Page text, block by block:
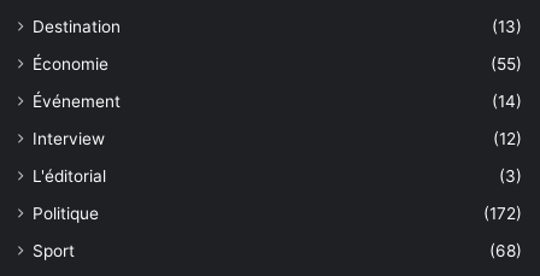
Destination
(13)
Économie
(55)
Événement
(14)
Interview
(12)
L'éditorial
(3)
Politique
(172)
Sport
(68)